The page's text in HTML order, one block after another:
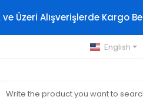
ve Üzeri Alışverişlerde Kargo
English